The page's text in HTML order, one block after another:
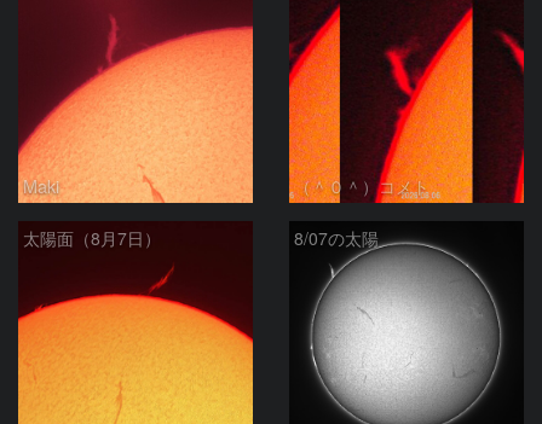
Maki （＾０＾）コメト
太陽面（8月7日） 8/07の太陽